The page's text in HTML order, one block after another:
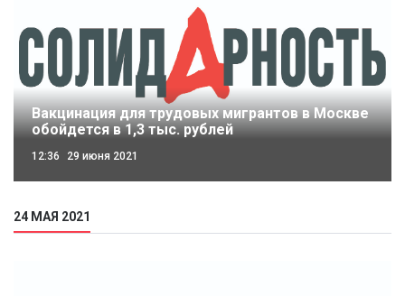
Вакцинация для трудовых мигрантов в Москве
обойдется в 1,3 тыс. рублей
12:36 29 июня 2021
24 МАЯ 2021